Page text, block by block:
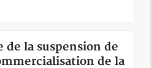
de la suspension de
de la